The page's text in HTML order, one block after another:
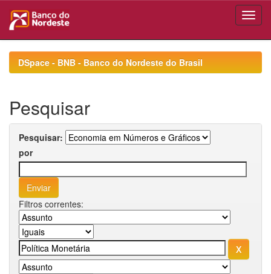
navigationDSpace - BNB - Banco do Nordeste do Brasil
Pesquisar
Pesquisar:
por
Filtros correntes: